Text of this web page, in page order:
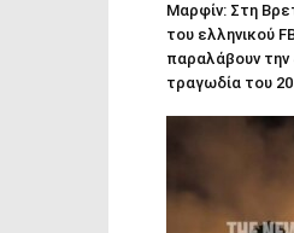
Μαρφίν: Στη
του ελληνικού
παραλάβουν την
τραγωδία του